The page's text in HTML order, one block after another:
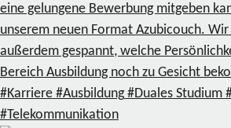
eine gelungene Bewerbung mitgeben
unserem neuen Format Azubicouch.
außerdem gespannt, welche
Bereich Ausbildung noch zu Gesicht
#Karriere #Ausbildung #Duales Studium
#Telekommunikation